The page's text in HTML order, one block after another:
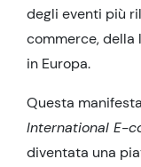
degli eventi più
commerce,
in Europa.
Questa
International E-
diventata una